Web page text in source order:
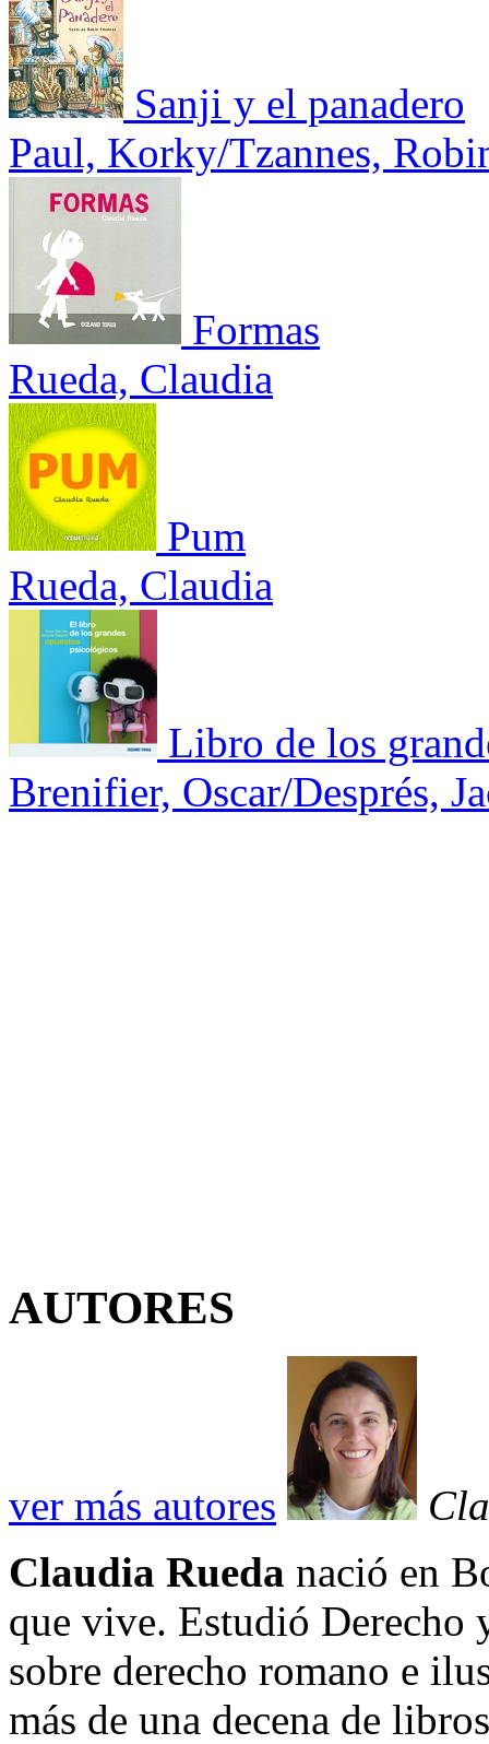
Sanji y el panadero
Paul, Korky/Tzannes,
Formas
Rueda, Claudia
Pum
Rueda, Claudia
Libro de los
Brenifier, Oscar/Després,
AUTORES
ver más autores
Claudia Rueda nació en
que vive. Estudió Derecho
sobre derecho romano e
más de una decena de